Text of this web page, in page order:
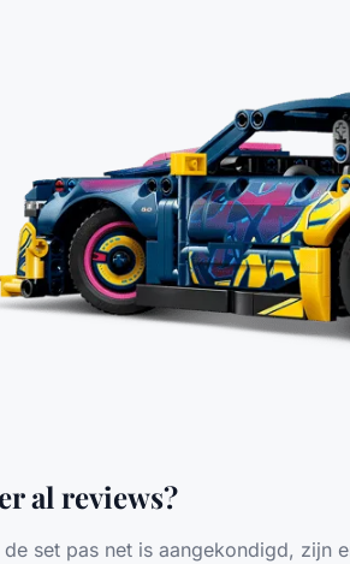
al reviews?
de set pas net is aangekondigd, zijn